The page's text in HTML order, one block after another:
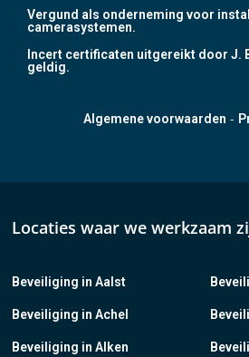
Vergund als onderneming voor
camerasystemen.
Incert certificaten uitgereikt door J.
geldig.
Algemene voorwaarden -
Locaties waar we werkzaam
Beveiliging in Aalst
Beveiliging in Achel
Beveiliging in Alken